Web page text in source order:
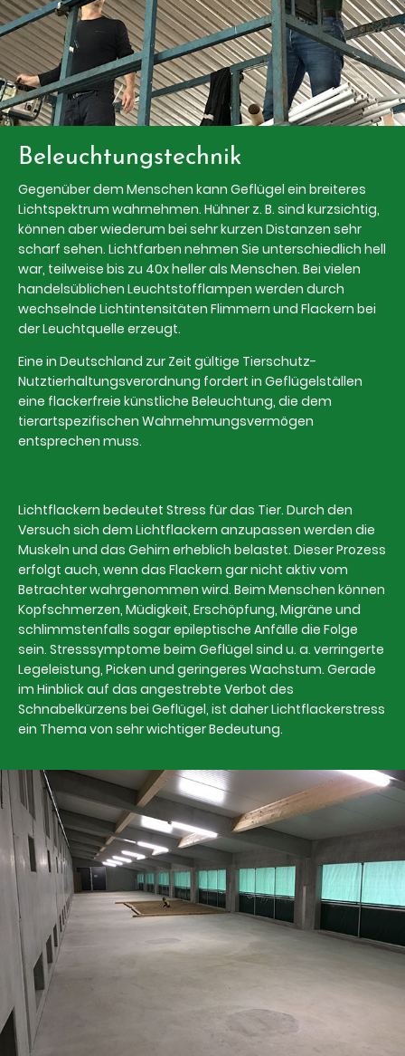
Beleuchtungstechnik
Gegenüber dem Menschen kann Geflügel ein breiteres
Lichtspektrum wahrnehmen. Hühner z. B. sind kurzsichtig,
können aber wiederum bei sehr kurzen Distanzen sehr
scharf sehen. Lichtfarben nehmen Sie unterschiedlich hell
war, teilweise bis zu 40x heller als Menschen. Bei vielen
handelsüblichen Leuchtstofflampen werden durch
wechselnde Lichtintensitäten Flimmern und Flackern bei
der Leuchtquelle erzeugt.
Eine in Deutschland zur Zeit gültige Tierschutz-
Nutztierhaltungsverordnung fordert in Geflügelställen
eine flackerfreie künstliche Beleuchtung, die dem
tierartspezifischen Wahrnehmungsvermögen
entsprechen muss.
Lichtflackern bedeutet Stress für das Tier. Durch den
Versuch sich dem Lichtflackern anzupassen werden die
Muskeln und das Gehirn erheblich belastet. Dieser Prozess
erfolgt auch, wenn das Flackern gar nicht aktiv vom
Betrachter wahrgenommen wird. Beim Menschen können
Kopfschmerzen, Müdigkeit, Erschöpfung, Migräne und
schlimmstenfalls sogar epileptische Anfälle die Folge
sein. Stresssymptome beim Geflügel sind u. a. verringerte
Legeleistung, Picken und geringeres Wachstum. Gerade
im Hinblick auf das angestrebte Verbot des
Schnabelkürzens bei Geflügel, ist daher Lichtflackerstress
ein Thema von sehr wichtiger Bedeutung.